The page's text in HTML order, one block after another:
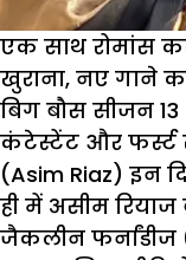
एक साथ रोमांस
खुराना, नए गाने
बिग बौस सीजन
कंटेस्टेंट और फर्स्ट
(Asim Riaz) इन
ही में असीम
जैकलीन फर्नांडीज